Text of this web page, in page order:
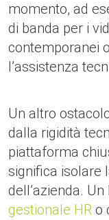
momento, ad
di banda per i
contemporanei
l’assistenza
Un altro
dalla rigidità
piattaforma
significa isolare
dell’azienda.
gestionale HR o